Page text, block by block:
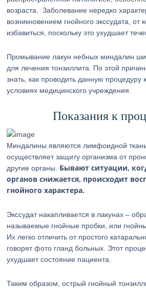
возраста. Заболевание нередко
возникновением гнойного экссудата, от
избавиться, поскольку это ухудшает
Промывание лакун небных миндалин
для лечения тонзиллита. По этой
знать, как проводить данную процедуру
условиях медицинского учреждения.
Показания к
Миндалины являются лимфоидной
осуществляет защиту организма от
другие органы. Бывают ситуации,
органов снижается, происходит
гнойного характера.
Экссудат накапливается в лакунах –
называемые гнойные пробки, или
Их легко отличить от простого
говорят фото гланд больных. Этот
ухудшает состояние пациента.
Таким образом, острый гнойный